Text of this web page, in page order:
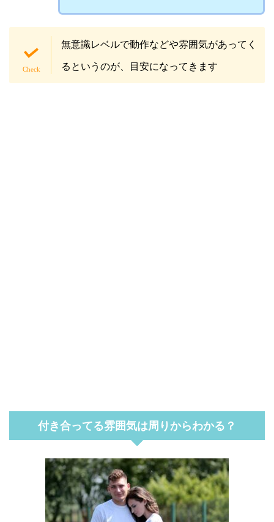
無意識レベルで動作などや雰囲気があってく
るというのが、目安になってきます
付き合ってる雰囲気は周りからわかる？